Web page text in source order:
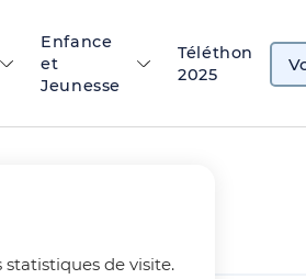
de visite.
Enfance
et
Jeunesse
Téléthon
2025